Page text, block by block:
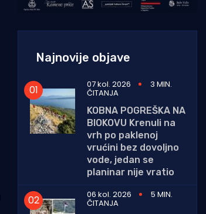
Najnovije objave
07 kol. 2026 3 MIN.
ČITANJA
KOBNA POGREŠKA NA
BIOKOVU Krenuli na
vrh po paklenoj
vrućini bez dovoljno
vode, jedan se
planinar nije vratio
06 kol. 2026
5 MIN.
ČITANJA